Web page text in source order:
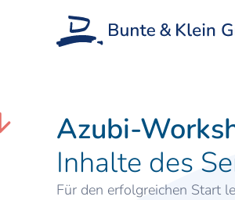
Azubi-
Inhalte des
Für den erfolgreichen Start